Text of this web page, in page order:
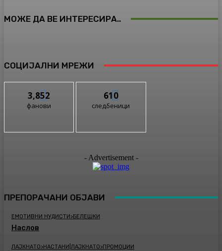
МОЖЕ ДА ВЕ ИНТЕРЕСИРА..
СОЦИЈАЛНИ МРЕЖИ
3,852
фанови
610
следбеници
- Advertisement -
ПРЕПОРАЧАНИ ОБЈАВИ
ЕМОТИВНИ НУДИСТИ>БЕЛЕШКИ
Наслов
ЛАЈКНАТО>НАСТАНИ|ЛАЈКНАТО>ПРОМОЦИИ